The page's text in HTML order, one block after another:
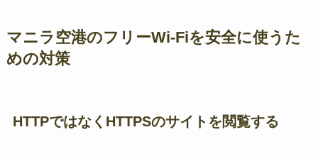
マニラ空港のフリーWi-Fiを安全に使うた
めの対策
HTTPではなくHTTPSのサイトを閲覧する